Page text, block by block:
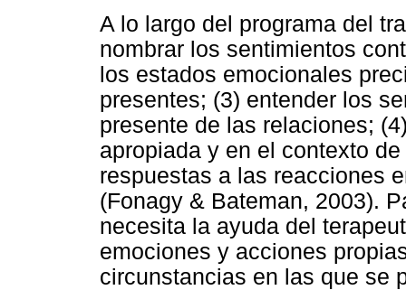
A lo largo del programa del
nombrar los sentimientos
los estados emocionales
presentes; (3) entender los
presente de las relaciones;
apropiada y en el contexto
respuestas a las reacciones
(Fonagy & Bateman, 2003).
necesita la ayuda del
emociones y acciones
circunstancias en las que se